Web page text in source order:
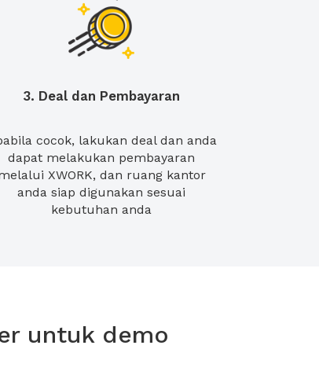
3. Deal dan Pembayaran
cocok, lakukan deal dan anda
dapat melakukan pembayaran
XWORK, dan ruang kantor
anda siap digunakan sesuai
kebutuhan anda
untuk demo